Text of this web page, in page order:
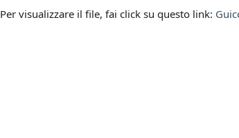
Per visualizzare il file, fai click su questo link: